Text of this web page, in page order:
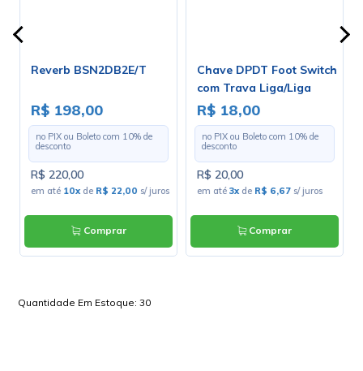
Reverb BSN2DB2E/T
R$ 198,00
no PIX ou Boleto com 10% de
desconto
R$ 220,00
em até 10xde R$ 22,00 s/ juros
Comprar
Chave DPDT Foot Switch
com Trava Liga/Liga
para Solda Fio - PBS-24-
202
R$ 18,00
no PIX ou Boleto com 10% de
desconto
R$ 20,00
em até 3xde R$ 6,67s/ juros
Comprar
Quantidade Em Estoque:30